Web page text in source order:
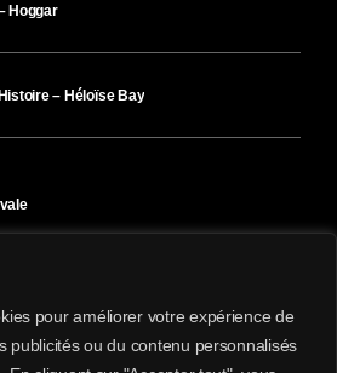
pour améliorer votre expérience de
publicités ou du contenu personnalisés
Hoggar
– Héloïse Bay